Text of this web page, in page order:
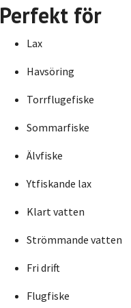
Perfekt för
Lax
Havsöring
Torrflugefiske
Sommarfiske
Älvfiske
Ytfiskande lax
Klart vatten
Strömmande vatten
Fri drift
Flugfiske